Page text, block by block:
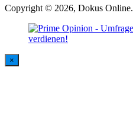
Copyright © 2026, Dokus
×